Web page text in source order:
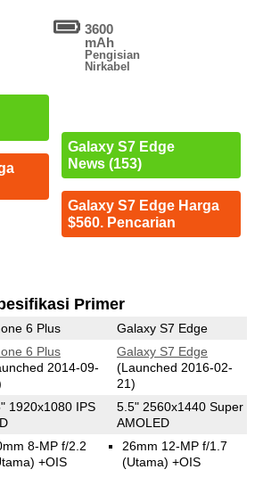
3600
mAh
Pengisian
Nirkabel
Galaxy S7 Edge
News (153)
Galaxy S7 Edge Harga
$560. Pencarian
Primer
6 Plus Galaxy S7 Edge
6 Plus
2014-09-
Galaxy S7 Edge
(Launched 2016-02-
21)
1920x1080 IPS
5.5" 2560x1440 Super
AMOLED
8-MP f/2.2
+OIS
26mm 12-MP f/1.7
(Utama) +OIS